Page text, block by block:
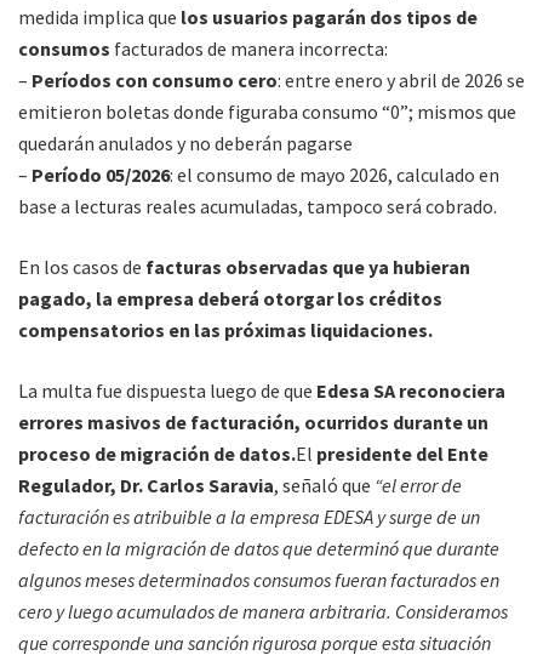
medida implica que los usuarios pagarán dos tipos de
consumos facturados de manera incorrecta:
– Períodos con consumo cero: entre enero y abril de 2026 se
emitieron boletas donde figuraba consumo “0”; mismos que
quedarán anulados y no deberán pagarse
– Período 05/2026: el consumo de mayo 2026, calculado en
base a lecturas reales acumuladas, tampoco será cobrado.
En los casos de facturas observadas que ya hubieran
pagado, la empresa deberá otorgar los créditos
compensatorios en las próximas liquidaciones.
La multa fue dispuesta luego de que Edesa SA reconociera
errores masivos de facturación, ocurridos durante un
proceso de migración de datos.El presidente del Ente
Regulador, Dr. Carlos Saravia, señaló que “el error de
facturación es atribuible a la empresa EDESA y surge de un
defecto en la migración de datos que determinó que durante
algunos meses determinados consumos fueran facturados en
cero y luego acumulados de manera arbitraria. Consideramos
que corresponde una sanción rigurosa porque esta situación